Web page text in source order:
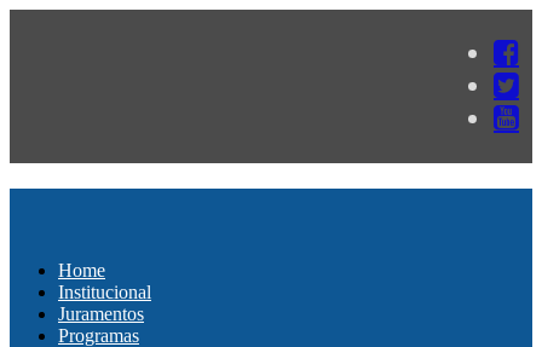
Home
Institucional
Juramentos
Programas